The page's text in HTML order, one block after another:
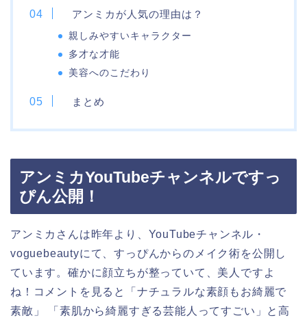
アンミカが人気の理由は？
親しみやすいキャラクター
多才な才能
美容へのこだわり
まとめ
アンミカYouTubeチャンネルですっ
ぴん公開！
アンミカさんは昨年より、YouTubeチャンネル・
voguebeautyにて、すっぴんからのメイク術を公開し
ています。確かに顔立ちが整っていて、美人ですよ
ね！コメントを見ると「ナチュラルな素顔もお綺麗で
素敵」 「素肌から綺麗すぎる芸能人ってすごい」と高